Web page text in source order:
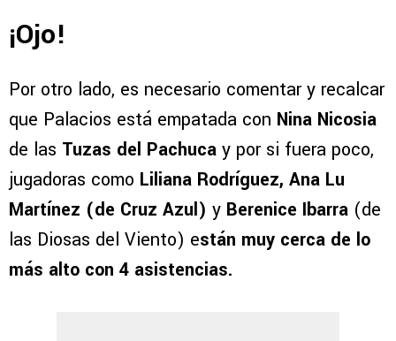
¡Ojo!
Por otro lado, es necesario comentar y recalcar
que Palacios está empatada con Nina Nicosia
de las Tuzas del Pachuca y por si fuera poco,
jugadoras como Liliana Rodríguez, Ana Lu
Martínez (de Cruz Azul) y Berenice Ibarra (de
las Diosas del Viento) están muy cerca de lo
más alto con 4 asistencias.